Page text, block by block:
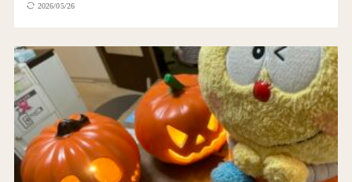
2026/05/26